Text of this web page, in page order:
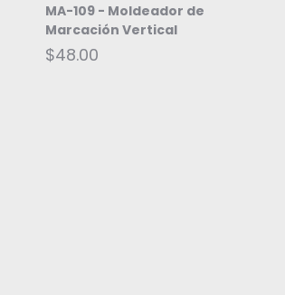
MA-109 - Moldeador de
Marcación Vertical
$48.00